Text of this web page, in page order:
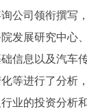
询公司领衔撰写
发展研究中心
信息以及汽车
等进行了分析
业的投资分析